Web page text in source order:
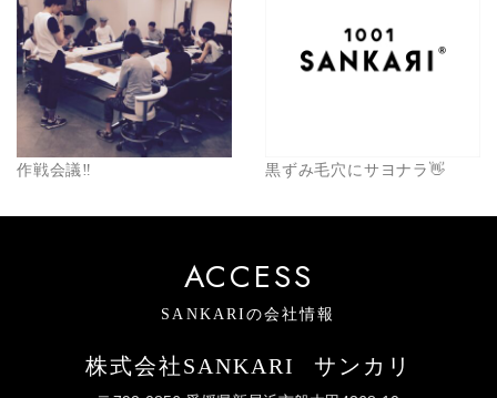
作戦会議‼️ 黒ずみ毛穴にサヨナラ👋
ACCESS
SANKARIの会社情報
株式会社SANKARI サンカリ